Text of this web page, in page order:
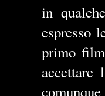
in
espresso
primo
accettare